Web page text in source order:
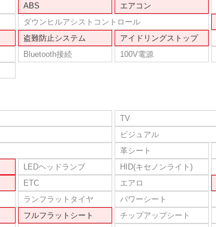
ABS エアコン
ダウンヒルアシストコントロール
盗難防止システム アイドリングストップ
Bluetooth接続 100V電源
TV
ビジュアル
革シート
LEDヘッドランプ HID(キセノンライト)
ETC エアロ
ランフラットタイヤ パワーシート
フルフラットシート チップアップシート